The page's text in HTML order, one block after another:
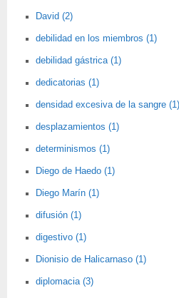
David (2)
debilidad en los miembros (1)
debilidad gástrica (1)
dedicatorias (1)
densidad excesiva de la sangre (1)
desplazamientos (1)
determinismos (1)
Diego de Haedo (1)
Diego Marín (1)
difusión (1)
digestivo (1)
Dionisio de Halicarnaso (1)
diplomacia (3)